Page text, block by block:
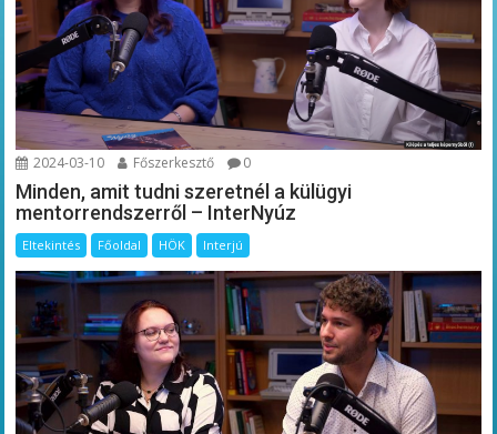
2024-03-10 Főszerkesztő 0
Minden, amit tudni szeretnél a külügyi
mentorrendszerről – InterNyúz
Eltekintés Főoldal HÖK Interjú